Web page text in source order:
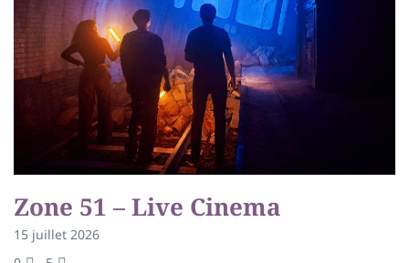
Zone 51 – Live Cinema
15 juillet 2026